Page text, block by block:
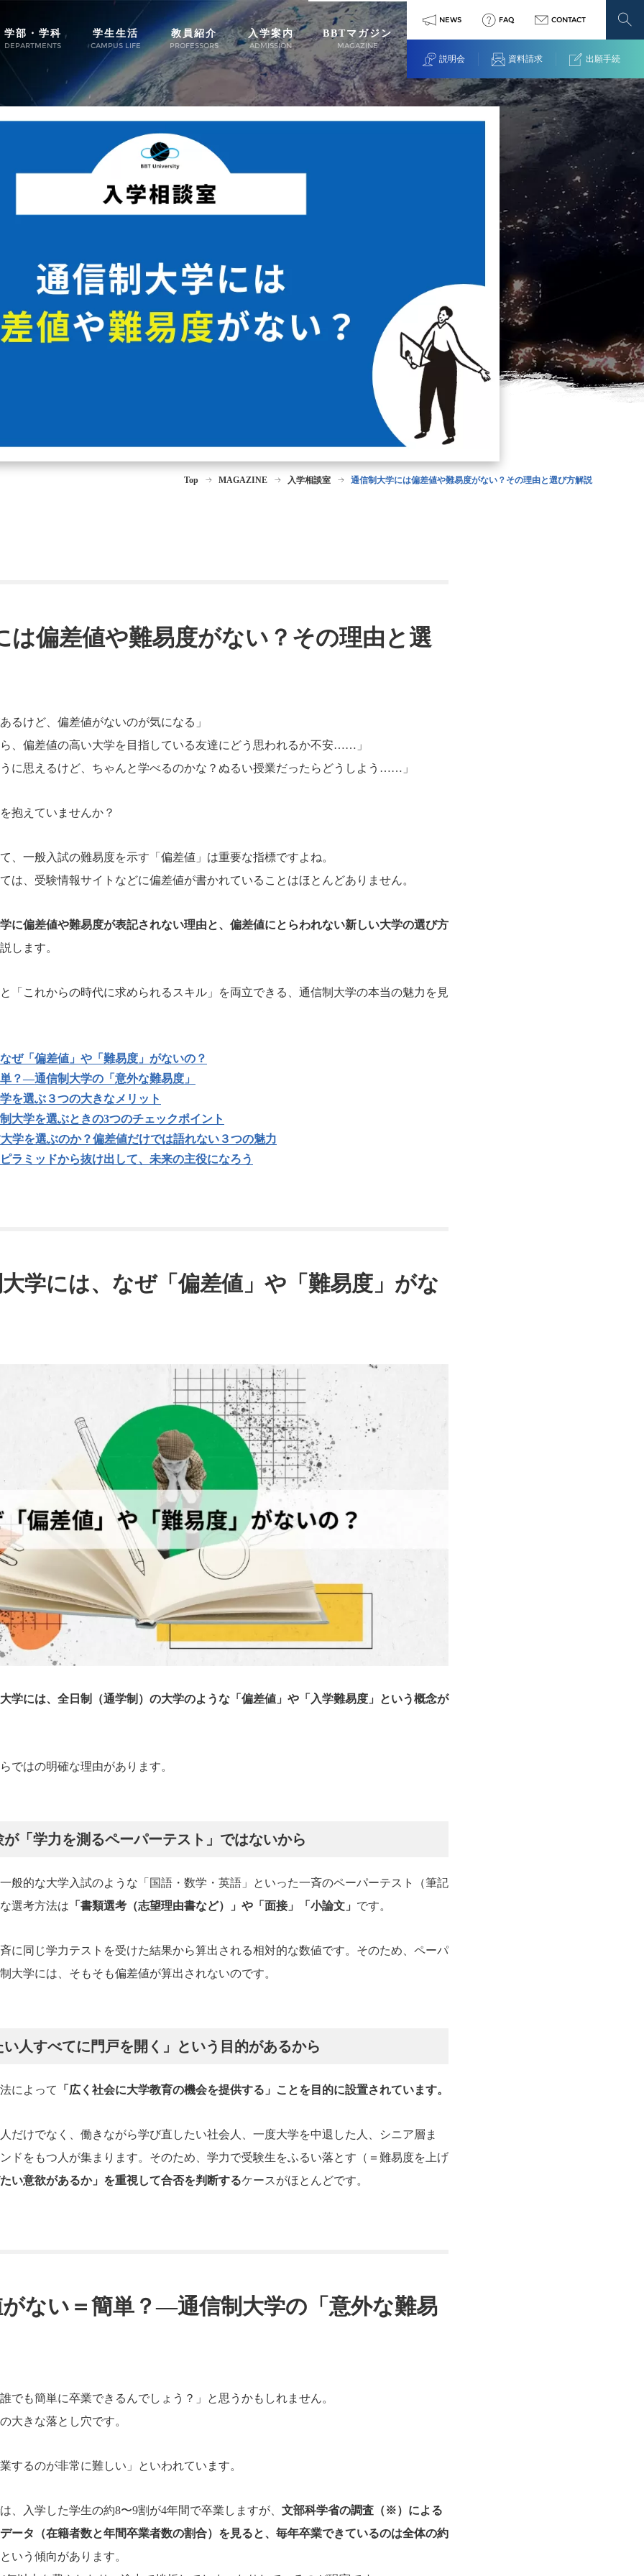
学部・学科
DEPARTMENTS
学生生活
CAMPUS LIFE
教員紹介
PROFESSORS
入学案内
ADMISSION
BBTマガジン
MAGAZINE
NEWS FAQ CONTACT
説明会 資料請求 出願手続
Top MAGAZINE 入学相談室 通信制大学には偏差値や難易度がない？その理由と選び方解説
は偏差値や難易度がない？その理由と選
るけど、偏差値がないのが気になる」
、偏差値の高い大学を目指している友達にどう思われるか不安……」
に思えるけど、ちゃんと学べるのかな？ぬるい授業だったらどうしよう……」
抱えていませんか？
、一般入試の難易度を示す「偏差値」は重要な指標ですよね。
は、受験情報サイトなどに偏差値が書かれていることはほとんどありません。
に偏差値や難易度が表記されない理由と、偏差値にとらわれない新しい大学の選び方
します。
「これからの時代に求められるスキル」を両立できる、通信制大学の本当の魅力を見
ぜ「偏差値」や「難易度」がないの？
？―通信制大学の「意外な難易度」
を選ぶ３つの大きなメリット
大学を選ぶときの3つのチェックポイント
学を選ぶのか？偏差値だけでは語れない３つの魅力
ラミッドから抜け出して、未来の主役になろう
学には、なぜ「偏差値」や「難易度」がな
学には、全日制（通学制）の大学のような「偏差値」や「入学難易度」という概念が
ではの明確な理由があります。
「学力を測るペーパーテスト」ではないから
般的な大学入試のような「国語・数学・英語」といった一斉のペーパーテスト（筆記
選考方法は 「書類選考（志望理由書など）」や「面接」「小論文」 です。
に同じ学力テストを受けた結果から算出される相対的な数値です。そのため、ペーパ
大学には、そもそも偏差値が算出されないのです。
人すべてに門戸を開く」という目的があるから
によって 「広く社会に大学教育の機会を提供する」ことを目的に設置されています。
だけでなく、働きながら学び直したい社会人、一度大学を中退した人、シニア層ま
ドをもつ人が集まります。そのため、学力で受験生をふるい落とす（＝難易度を上げ
い意欲があるか」を重視して合否を判断するケースがほとんどです。
ない＝簡単？―通信制大学の「意外な難易
でも簡単に卒業できるんでしょう？」と思うかもしれません。
大きな落とし穴です。
するのが非常に難しい」といわれています。
、入学した学生の約8〜9割が4年間で卒業しますが、 文部科学省の調査（※）による
ータ（在籍者数と年間卒業者数の割合）を見ると、毎年卒業できているのは全体の約
という傾向があります。